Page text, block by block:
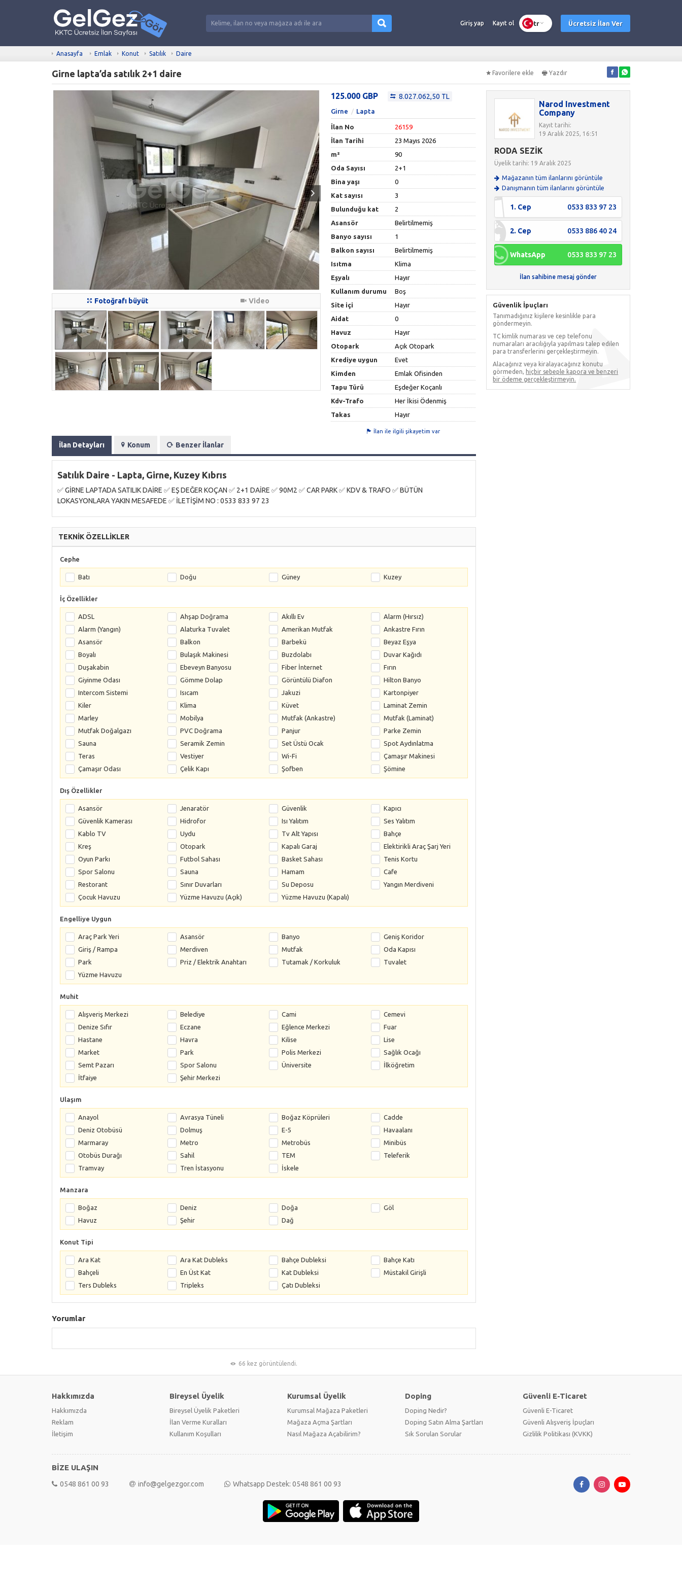
Giriş yap Kayıt ol tr Ücretsiz İlan Ver
Anasayfa Emlak Konut Satılık Daire
Girne lapta’da satılık 2+1 daire Favorilere ekle Yazdır
Fotoğrafı büyüt Video
125.000 GBP 8.027.062,50 TL
Girne Lapta
İlan No
26159
İlan Tarihi
23 Mayıs 2026
m²
90
Oda Sayısı
2+1
Bina yaşı
0
Kat sayısı
3
Bulunduğu kat
2
Asansör
Belirtilmemiş
Banyo sayısı
1
Balkon sayısı
Belirtilmemiş
Isıtma
Klima
Eşyalı
Hayır
Kullanım durumu
Boş
Site içi
Hayır
Aidat
0
Havuz
Hayır
Otopark
Açık Otopark
Krediye uygun
Evet
Kimden
Emlak Ofisinden
Tapu Türü
Eşdeğer Koçanlı
Kdv-Trafo
Her İkisi Ödenmiş
Takas
Hayır
İlan ile ilgili şikayetim var
İlan Detayları Konum Benzer İlanlar
Satılık Daire - Lapta, Girne, Kuzey Kıbrıs
✅ GİRNE LAPTADA SATILIK DAİRE ✅ EŞ DEĞER KOÇAN ✅ 2+1 DAİRE ✅ 90M2 ✅ CAR PARK ✅ KDV & TRAFO ✅ BÜTÜN
LOKASYONLARA YAKIN MESAFEDE ✅ İLETİŞİM NO : 0533 833 97 23
TEKNİK ÖZELLİKLER
Cephe
Batı Doğu Güney Kuzey
İç Özellikler
ADSL Ahşap Doğrama Akıllı Ev
Alarm (Hırsız)
Alarm (Yangın)
Alaturka Tuvalet Amerikan Mutfak
Ankastre Fırın
Asansör
Balkon Barbekü
Beyaz Eşya
Boyalı
Bulaşık Makinesi Buzdolabı
Duvar Kağıdı
Duşakabin
Ebeveyn Banyosu Fiber İnternet
Fırın
Giyinme Odası
Gömme Dolap Görüntülü Diafon
Hilton Banyo
Intercom Sistemi
Isıcam Jakuzi
Kartonpiyer
Kiler
Klima Küvet
Laminat Zemin
Marley
Mobilya Mutfak (Ankastre)
Mutfak (Laminat)
Mutfak Doğalgazı
PVC Doğrama Panjur
Parke Zemin
Sauna
Seramik Zemin Set Üstü Ocak
Spot Aydınlatma
Teras
Vestiyer Wi-Fi
Çamaşır Makinesi
Çamaşır Odası
Çelik Kapı Şofben Şömine
Dış Özellikler
Asansör Jenaratör Güvenlik
Kapıcı
Güvenlik Kamerası
Hidrofor Isı Yalıtım
Ses Yalıtım
Kablo TV
Uydu Tv Alt Yapısı
Bahçe
Kreş
Otopark Kapalı Garaj
Elektirikli Araç Şarj Yeri
Oyun Parkı
Futbol Sahası Basket Sahası
Tenis Kortu
Spor Salonu
Sauna Hamam
Cafe
Restorant
Sınır Duvarları Su Deposu
Yangın Merdiveni
Çocuk Havuzu
Yüzme Havuzu (Açık) Yüzme Havuzu (Kapalı)
Engelliye Uygun
Araç Park Yeri Asansör Banyo
Geniş Koridor
Giriş / Rampa
Merdiven Mutfak
Oda Kapısı
Park
Priz / Elektrik Anahtarı Tutamak / Korkuluk
Tuvalet
Yüzme Havuzu
Muhit
Alışveriş Merkezi Belediye Cami
Cemevi
Denize Sıfır
Eczane Eğlence Merkezi
Fuar
Hastane
Havra Kilise
Lise
Market
Park Polis Merkezi
Sağlık Ocağı
Semt Pazarı
Spor Salonu Üniversite
İlköğretim
İtfaiye
Şehir Merkezi
Ulaşım
Anayol Avrasya Tüneli Boğaz Köprüleri
Cadde
Deniz Otobüsü
Dolmuş E-5
Havaalanı
Marmaray
Metro Metrobüs
Minibüs
Otobüs Durağı
Sahil TEM
Teleferik
Tramvay
Tren İstasyonu İskele
Manzara
Boğaz Deniz Doğa
Göl
Havuz
Şehir Dağ
Konut Tipi
Ara Kat Ara Kat Dubleks Bahçe Dubleksi
Bahçe Katı
Bahçeli
En Üst Kat Kat Dubleksi
Müstakil Girişli
Ters Dubleks
Tripleks Çatı Dubleksi
Yorumlar
66 kez görüntülendi.
Narod Investment
Company
Kayıt tarihi:
19 Aralık 2025, 16:51
RODA SEZİK
Üyelik tarihi: 19 Aralık 2025
Mağazanın tüm ilanlarını görüntüle
Danışmanın tüm ilanlarını görüntüle
1. Cep 0533 833 97 23
2. Cep 0533 886 40 24
WhatsApp 0533 833 97 23
İlan sahibine mesaj gönder
Güvenlik İpuçları
Tanımadığınız kişilere kesinlikle para
göndermeyin.
TC kimlik numarası ve cep telefonu
numaraları aracılığıyla yapılması talep edilen
para transferlerini gerçekleştirmeyin.
Alacağınız veya kiralayacağınız konutu
görmeden, hiçbir sebeple kapora ve benzeri
bir ödeme gerçekleştirmeyin.
Hakkımızda
Hakkımızda
Reklam
İletişim
Bireysel Üyelik
Bireysel Üyelik Paketleri
İlan Verme Kuralları
Kullanım Koşulları
Kurumsal Üyelik
Kurumsal Mağaza Paketleri
Mağaza Açma Şartları
Nasıl Mağaza Açabilirim?
Doping
Doping Nedir?
Doping Satın Alma Şartları
Sık Sorulan Sorular
Güvenli E-Ticaret
Güvenli E-Ticaret
Güvenli Alışveriş İpuçları
Gizlilik Politikası (KVKK)
BİZE ULAŞIN
0548 861 00 93 info@gelgezgor.com Whatsapp Destek: 0548 861 00 93